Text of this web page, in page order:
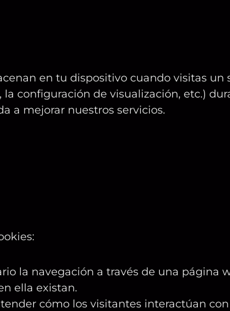
en tu dispositivo cuando visitas
configuración de visualización, etc.)
a mejorar nuestros servicios.
la navegación a través de una página
ella existan.
cómo los visitantes interactúan